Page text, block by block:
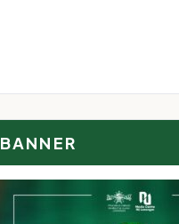
BANNER